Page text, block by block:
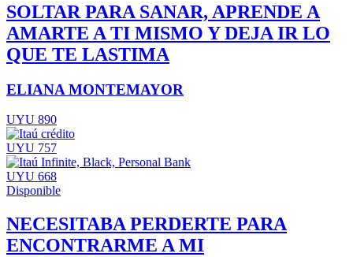
SOLTAR PARA SANAR, APRENDE A
AMARTE A TI MISMO Y DEJA IR LO
QUE TE LASTIMA
ELIANA MONTEMAYOR
UYU 890
UYU 757
UYU 668
Disponible
NECESITABA PERDERTE PARA
ENCONTRARME A MI